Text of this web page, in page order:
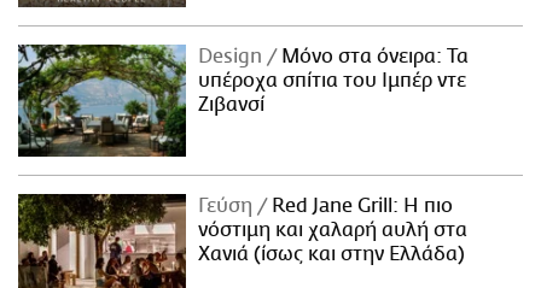
Design
Μόνο στα όνειρα: Τα
υπέροχα σπίτια του Ιμπέρ ντε
Ζιβανσί
Γεύση
Red Jane Grill: Η πιο
νόστιμη και χαλαρή αυλή στα
Χανιά (ίσως και στην Ελλάδα)